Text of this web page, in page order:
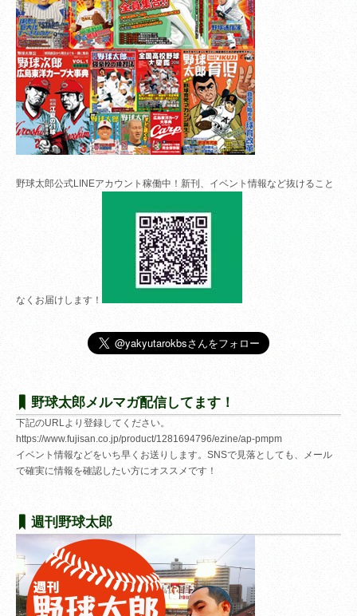
野球太郎公式LINEアカウント稼働中！新刊、イベント情報など抜けること
なくお届けします！
野球太郎メルマガ配信してます！
下記のURLより登録してください。
https://www.fujisan.co.jp/product/1281694796/ezine/ap-pmpm
イベント情報などをいち早くお送りします。SNSで見落としても、メール
で確実に情報を確認したい方にオススメです！
週刊野球太郎